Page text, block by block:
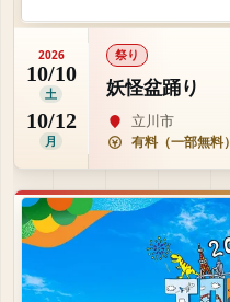
2026
10/10
土
10/12
月
祭り
妖怪盆踊り
立川市
有料（一部無料）